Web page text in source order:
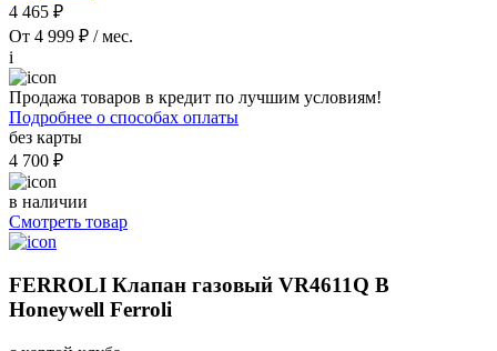
4 465 ₽
От 4 999 ₽ / мес.
i
Продажа товаров в кредит по лучшим условиям!
Подробнее о способах оплаты
без карты
4 700 ₽
в наличии
Смотреть товар
FERROLI Клапан газовый VR4611Q B
Honeywell Ferroli